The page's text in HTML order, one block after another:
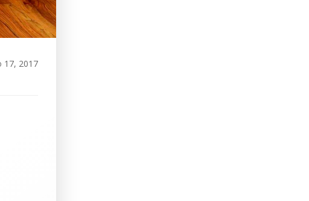
17, 2017